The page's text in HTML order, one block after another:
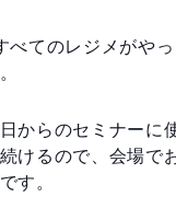
てのレジメがや
からのセミナーに
けるので、会場で
す。